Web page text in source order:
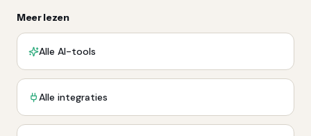
Meer lezen
Alle AI-tools
Alle integraties